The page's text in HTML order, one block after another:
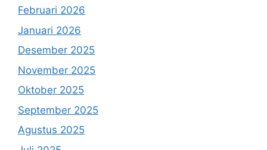
Februari 2026
Januari 2026
Desember 2025
November 2025
Oktober 2025
September 2025
Agustus 2025